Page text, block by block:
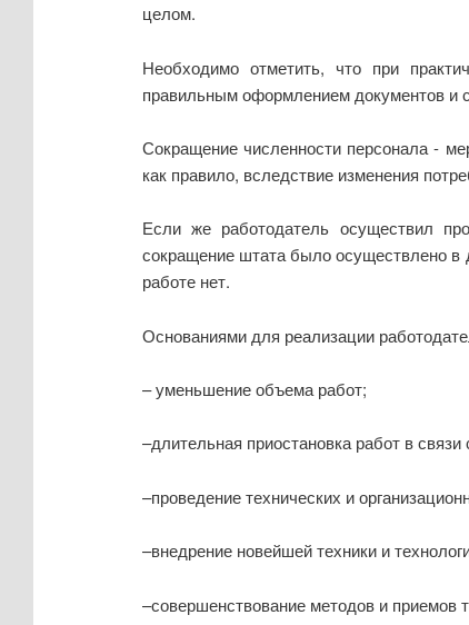
целом.
Необходимо отметить, что при
правильным оформлением документов и
Сокращение численности персонала -
как правило, вследствие изменения
Если же работодатель осуществил
сокращение штата было осуществлено в
работе нет.
Основаниями для реализации
– уменьшение объема работ;
–длительная приостановка работ в
–проведение технических и
–внедрение новейшей техники и
–совершенствование методов и приемов